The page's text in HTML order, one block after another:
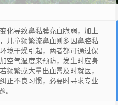
化导致鼻黏膜充血脆弱，加上
儿童频繁流鼻血则多因鼻腔黏
境干燥引起，两者都可通过保
空气湿度来预防，发生时应身
频繁或大量出血需及时就医，
正不良习惯，必要时寻求专业
。